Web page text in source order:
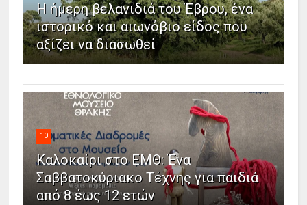
Η ήμερη βελανιδιά του Έβρου, ένα
ιστορικό και αιωνόβιο είδος που
αξίζει να διασωθεί
10
Καλοκαίρι στο ΕΜΘ: Ένα
Σαββατοκύριακο Τέχνης για παιδιά
από 8 έως 12 ετών